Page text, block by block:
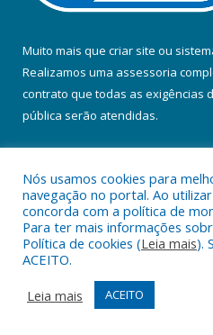
Muito mais que criar site ou
Realizamos uma assessoria
contrato que todas as exigências
pública serão atendidas.
Todos os direitos reservados a
Mapa do Site
Acessar Área
Acessar Webmail
Nós usamos cookies para
navegação no portal. Ao
concorda com a política de
Para ter mais informações
Política de cookies (Leia mais).
ACEITO.
Leia mais
ACEITO